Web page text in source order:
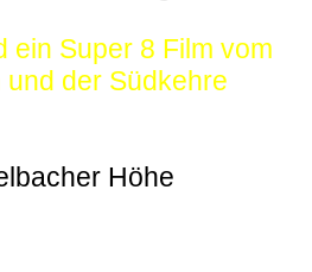
ein Super 8 Film vom
und der Südkehre
Höhe